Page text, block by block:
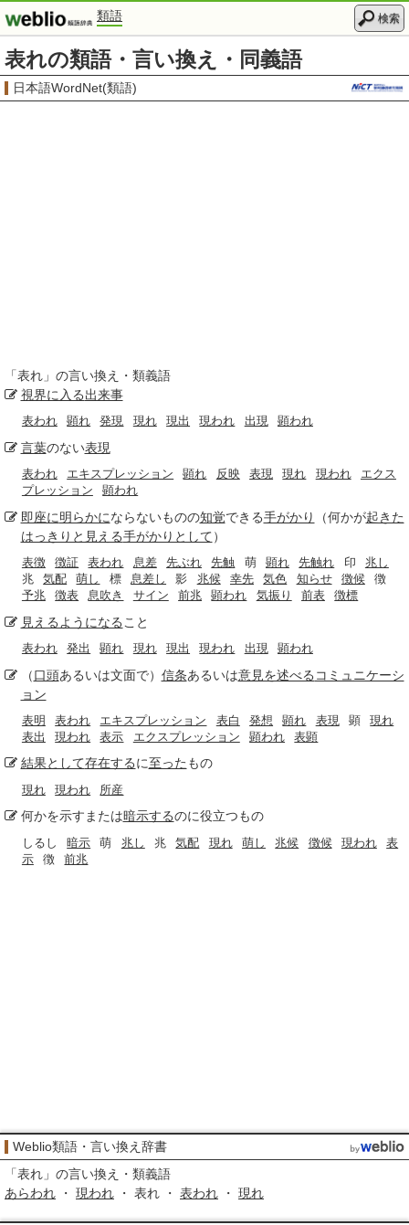
類語 検索
表れの類語・言い換え・同義語
日本語WordNet(類語)
「表れ 」の言い換え・類義語
視界に入る出来事
表われ 顕れ 発現 現れ 現出 現われ 出現 顕われ
言葉のない表現
表われ エキスプレッション 顕れ 反映 表現 現れ 現われ
エクス
プレッション
顕われ
即座に明らかにならないものの知覚できる手がかり （何かが起きた
はっきりと見える手がかりとして）
表徴 徴証 表われ 息差 先ぶれ 先触 萌 顕れ 先触れ 印
兆し
兆
気配 萌し 標 息差し 影 兆候 幸先 気色 知らせ 徴候
徴
予兆
徴表 息吹き サイン 前兆 顕われ 気振り 前表 徴標
見えるようになる こと
表われ 発出 顕れ 現れ 現出 現われ 出現 顕われ
（口頭あるいは文面で） 信条あるいは意見を述べる コミュニケーシ
ョン
表明 表われ エキスプレッション 表白 発想 顕れ 表現 顕
現れ
表出
現われ 表示 エクスプレッション 顕われ 表顕
結果として存在するに至った もの
現れ 現われ 所産
何かを示すまたは暗示するのに役立つもの
しるし 暗示 萌 兆し 兆 気配 現れ 萌し 兆候 徴候 現われ
表
示
徴 前兆
Weblio類語・言い換え辞書
「表れ 」の言い換え・類義語
あらわれ ・ 現われ ・ 表れ ・ 表われ ・ 現れ